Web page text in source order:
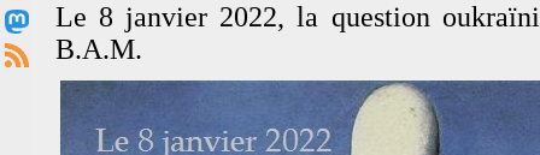
Le 8 janvier 2022, la question
B.A.M.